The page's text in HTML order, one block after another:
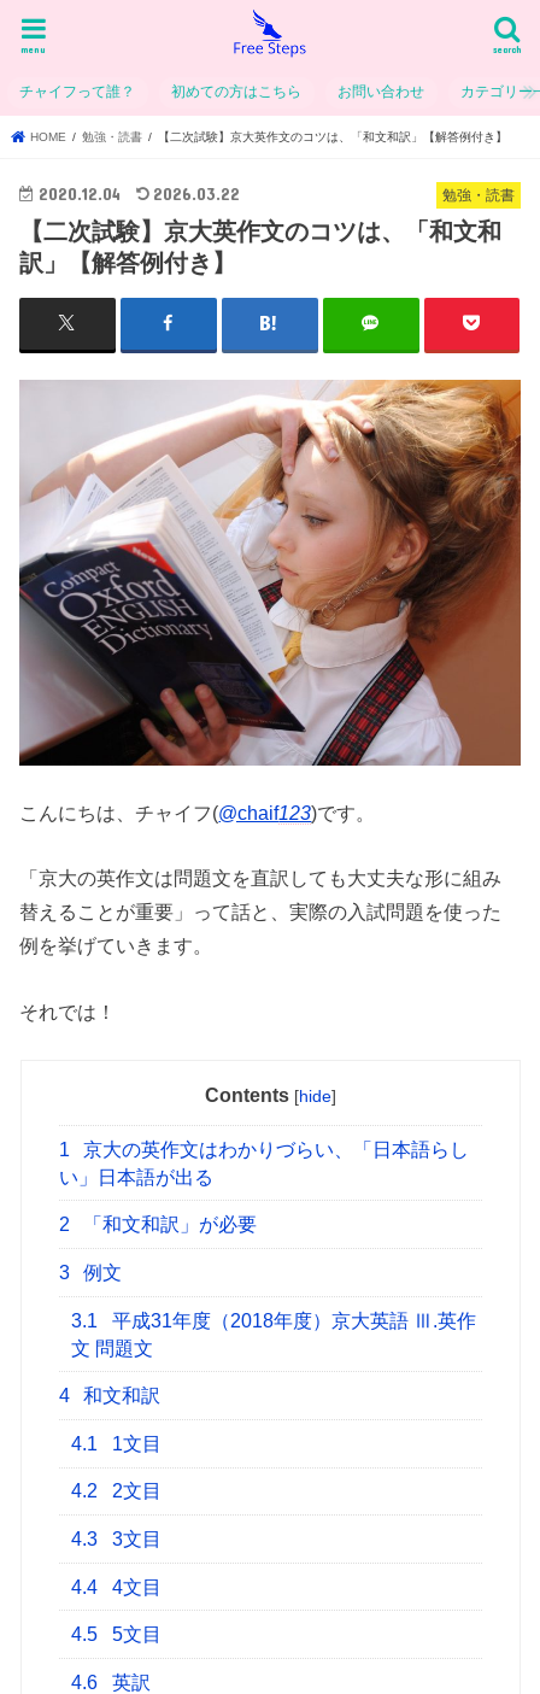
search
menu
チャイフって誰？ 初めての方はこちら お問い合わせ カテゴリー
HOME 勉強・読書 【二次試験】京大英作文のコツは、「和文和訳」【解答例付き】
勉強・読書
2020.12.04 2026.03.22
【二次試験】京大英作文のコツは、「和文和
訳」【解答例付き】
こんにちは、チャイフ(@chaif123)です。
「京大の英作文は問題文を直訳しても大丈夫な形に組み
替えることが重要」って話と、実際の入試問題を使った
例を挙げていきます。
それでは！
Contents [hide]
1
京大の英作文はわかりづらい、「日本語らし
い」日本語が出る
2 「和文和訳」が必要
3 例文
3.1
平成31年度（2018年度）京大英語 Ⅲ.英作
文 問題文
4 和文和訳
4.1 1文目
4.2 2文目
4.3 3文目
4.4 4文目
4.5 5文目
4.6 英訳